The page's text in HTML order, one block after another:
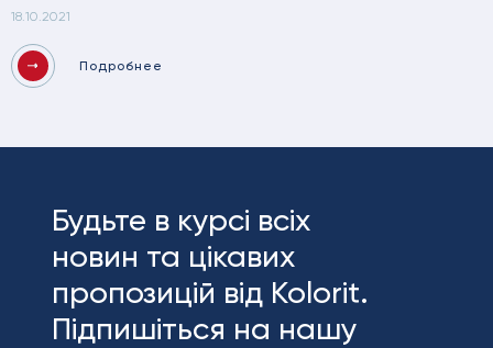
18.10.2021
Подробнее
Будьте в курсі всіх
новин та цікавих
пропозицій від Kolorit.
Підпишіться на нашу